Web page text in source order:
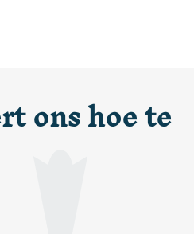
ons hoe te